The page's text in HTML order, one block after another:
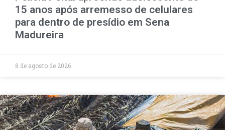
15 anos após arremesso de celulares
para dentro de presídio em Sena
Madureira
8 de agosto de 2026